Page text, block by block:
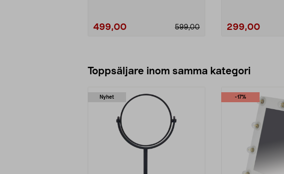
599,00
499,00 299,00
Toppsäljare inom samma kategori
Nyhet -17%